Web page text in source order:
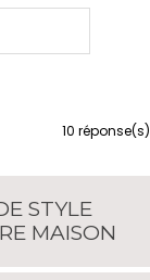
10 réponse(s)
STYLE
MAISON